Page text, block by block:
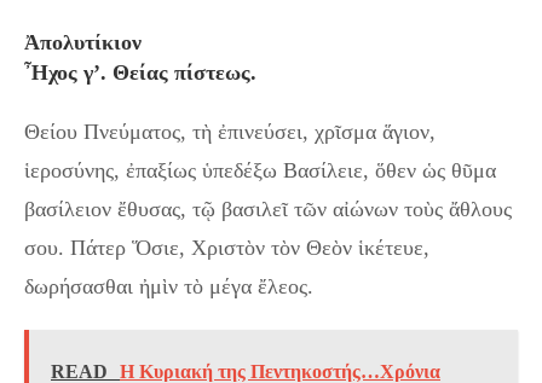
Ἀπολυτίκιον
Ἦχος γ’. Θείας πίστεως.
Θείου Πνεύματος, τὴ ἐπινεύσει, χρῖσμα ἅγιον,
ἱεροσύνης, ἐπαξίως ὑπεδέξω Βασίλειε, ὅθεν ὡς θῦμα
βασίλειον ἔθυσας, τῷ βασιλεῖ τῶν αἰώνων τοὺς ἄθλους
σου. Πάτερ Ὅσιε, Χριστὸν τὸν Θεὸν ἱκέτευε,
δωρήσασθαι ἠμὶν τὸ μέγα ἔλεος.
READ
Η Κυριακή της Πεντηκοστής…Χρόνια